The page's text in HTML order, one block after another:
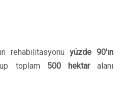
rehabilitasyonu yüzde 90'ın
toplam 500 hektaralanı